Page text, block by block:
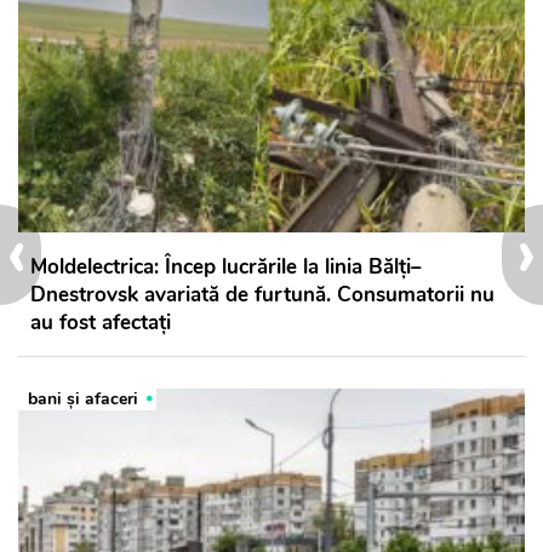
›
‹Moldelectrica: Încep lucrările la linia Bălți–
Dnestrovsk avariată de furtună. Consumatorii nu
au fost afectați
bani și afaceri